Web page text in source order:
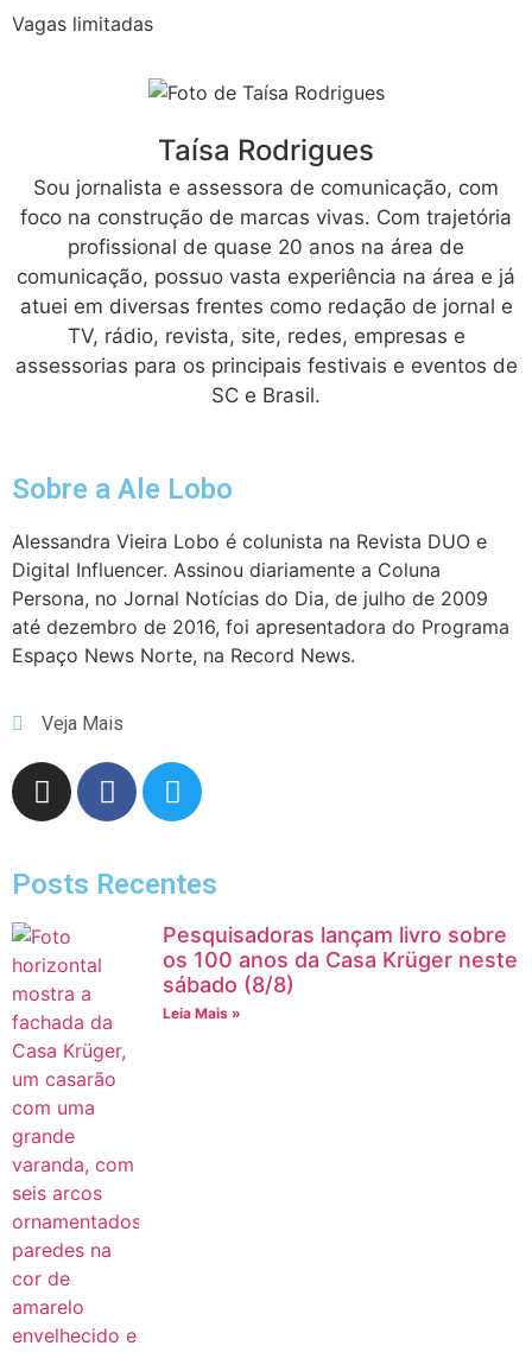
Vagas limitadas
Taísa Rodrigues
Sou jornalista e assessora de comunicação, com
foco na construção de marcas vivas. Com trajetória
profissional de quase 20 anos na área de
comunicação, possuo vasta experiência na área e já
atuei em diversas frentes como redação de jornal e
TV, rádio, revista, site, redes, empresas e
assessorias para os principais festivais e eventos de
SC e Brasil.
Sobre a Ale Lobo
Alessandra Vieira Lobo é colunista na Revista DUO e
Digital Influencer. Assinou diariamente a Coluna
Persona, no Jornal Notícias do Dia, de julho de 2009
até dezembro de 2016, foi apresentadora do Programa
Espaço News Norte, na Record News.
Veja Mais
Posts Recentes
Pesquisadoras lançam livro sobre
os 100 anos da Casa Krüger neste
sábado (8/8)
Leia Mais »